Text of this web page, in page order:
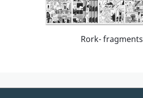
Rork- fragments